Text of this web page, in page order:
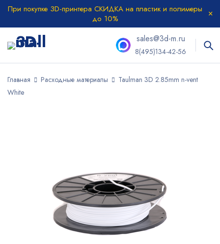
При покупке 3D-принтера СКИДКА на пластик и полимеры
до 10%
sales@3d-m.ru
8(495)134-42-56
Главная Расходные материалы
Taulman 3D 2.85mm n-vent
White